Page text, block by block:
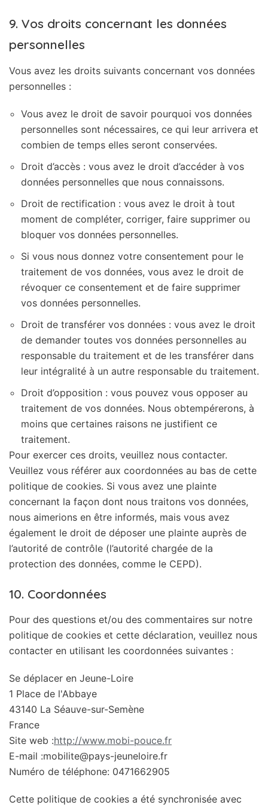
9. Vos droits concernant les données
personnelles
Vous avez les droits suivants concernant vos données
personnelles :
Vous avez le droit de savoir pourquoi vos données
personnelles sont nécessaires, ce qui leur arrivera et
combien de temps elles seront conservées.
Droit d’accès : vous avez le droit d’accéder à vos
données personnelles que nous connaissons.
Droit de rectification : vous avez le droit à tout
moment de compléter, corriger, faire supprimer ou
bloquer vos données personnelles.
Si vous nous donnez votre consentement pour le
traitement de vos données, vous avez le droit de
révoquer ce consentement et de faire supprimer
vos données personnelles.
Droit de transférer vos données : vous avez le droit
de demander toutes vos données personnelles au
responsable du traitement et de les transférer dans
leur intégralité à un autre responsable du traitement.
Droit d’opposition : vous pouvez vous opposer au
traitement de vos données. Nous obtempérerons, à
moins que certaines raisons ne justifient ce
traitement.
Pour exercer ces droits, veuillez nous contacter.
Veuillez vous référer aux coordonnées au bas de cette
politique de cookies. Si vous avez une plainte
concernant la façon dont nous traitons vos données,
nous aimerions en être informés, mais vous avez
également le droit de déposer une plainte auprès de
l’autorité de contrôle (l’autorité chargée de la
protection des données, comme le CEPD).
10. Coordonnées
Pour des questions et/ou des commentaires sur notre
politique de cookies et cette déclaration, veuillez nous
contacter en utilisant les coordonnées suivantes :
Se déplacer en Jeune-Loire
1 Place de l'Abbaye
43140 La Séauve-sur-Semène
France
Site web :http://www.mobi-pouce.fr
E-mail :rf.eriolenuej-syap@etilibom
Numéro de téléphone: 0471662905
Cette politique de cookies a été synchronisée avec